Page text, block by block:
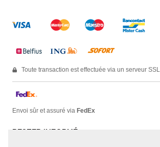
Toute transaction est effectuée via un serveur
Envoi sûr et assuré via FedEx
RESTER INFORMÉ